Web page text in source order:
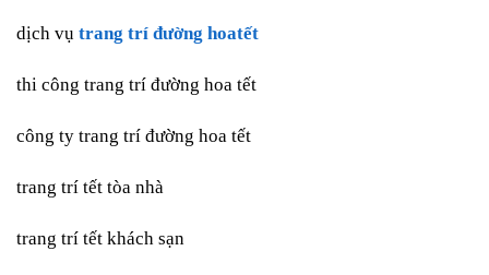
dịch vụ trang trí đường hoatết
thi công trang trí đường hoa tết
công ty trang trí đường hoa tết
trang trí tết tòa nhà
trang trí tết khách sạn